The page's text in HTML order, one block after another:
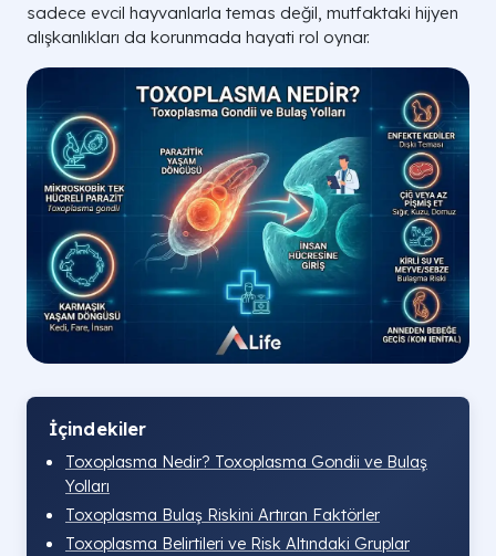
sadece evcil hayvanlarla temas değil, mutfaktaki hijyen
alışkanlıkları da korunmada hayati rol oynar.
İçindekiler
Toxoplasma Nedir? Toxoplasma Gondii ve Bulaş
Yolları
Toxoplasma Bulaş Riskini Artıran Faktörler
Toxoplasma Belirtileri ve Risk Altındaki Gruplar